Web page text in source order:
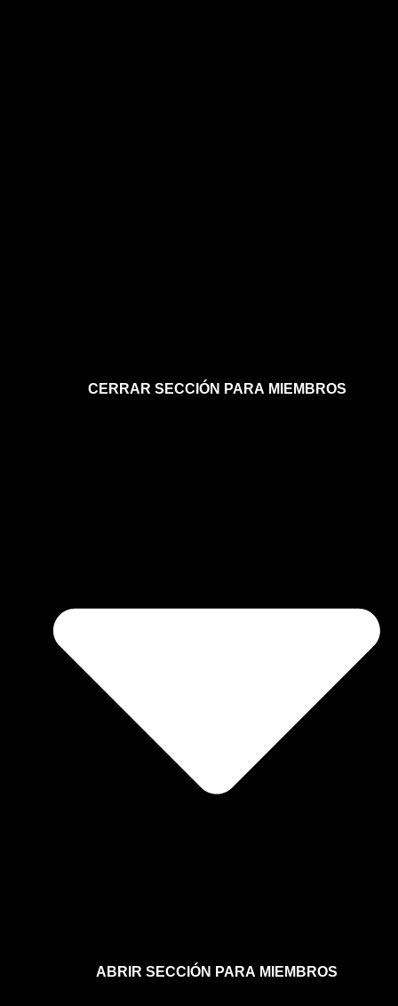
CERRAR SECCIÓN PARA MIEMBROS
ABRIR SECCIÓN PARA MIEMBROS